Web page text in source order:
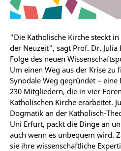
"Die Katholische Kirche steckt
der Neuzeit", sagt Prof. Dr.
Folge des neuen
Um einen Weg aus der Krise zu
Synodale Weg gegründet –
230 Mitgliedern, die in vier
Katholischen Kirche erarbeitet.
Dogmatik an der Katholisch-
Uni Erfurt, packt die Dinge an
auch wenn es unbequem wird.
sie ihre wissenschaftliche